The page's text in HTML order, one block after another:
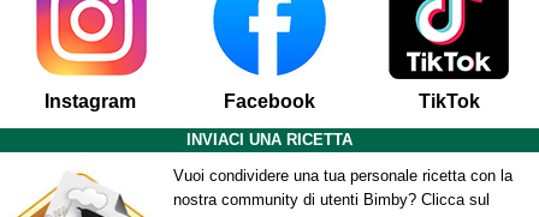
Instagram Facebook TikTok
INVIACI UNA RICETTA
Vuoi condividere una tua personale ricetta con la
nostra community di utenti Bimby? Clicca sul